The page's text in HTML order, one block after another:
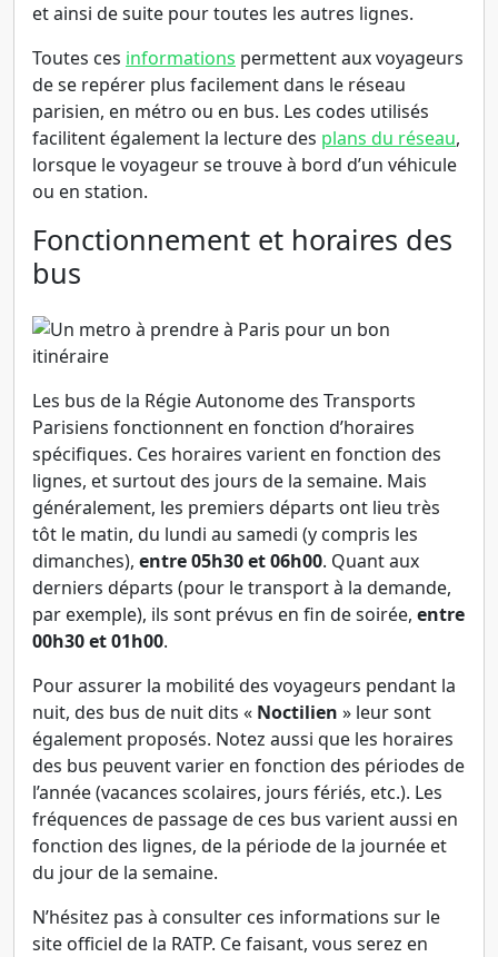
et ainsi de suite pour toutes les autres lignes.
Toutes ces informations permettent aux voyageurs
de se repérer plus facilement dans le réseau
parisien, en métro ou en bus. Les codes utilisés
facilitent également la lecture des plans du réseau,
lorsque le voyageur se trouve à bord d’un véhicule
ou en station.
Fonctionnement et horaires des
bus
Les bus de la Régie Autonome des Transports
Parisiens fonctionnent en fonction d’horaires
spécifiques. Ces horaires varient en fonction des
lignes, et surtout des jours de la semaine. Mais
généralement, les premiers départs ont lieu très
tôt le matin, du lundi au samedi (y compris les
dimanches), entre 05h30 et 06h00. Quant aux
derniers départs (pour le transport à la demande,
par exemple), ils sont prévus en fin de soirée, entre
00h30 et 01h00.
Pour assurer la mobilité des voyageurs pendant la
nuit, des bus de nuit dits « Noctilien » leur sont
également proposés. Notez aussi que les horaires
des bus peuvent varier en fonction des périodes de
l’année (vacances scolaires, jours fériés, etc.). Les
fréquences de passage de ces bus varient aussi en
fonction des lignes, de la période de la journée et
du jour de la semaine.
N’hésitez pas à consulter ces informations sur le
site officiel de la RATP. Ce faisant, vous serez en